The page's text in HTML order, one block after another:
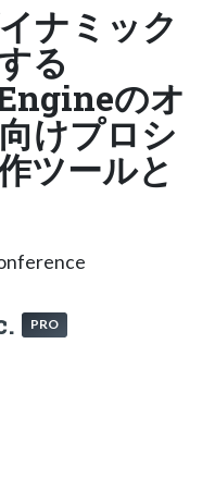
ナミック
る
のオ
けプロシ
ツールと
PRO